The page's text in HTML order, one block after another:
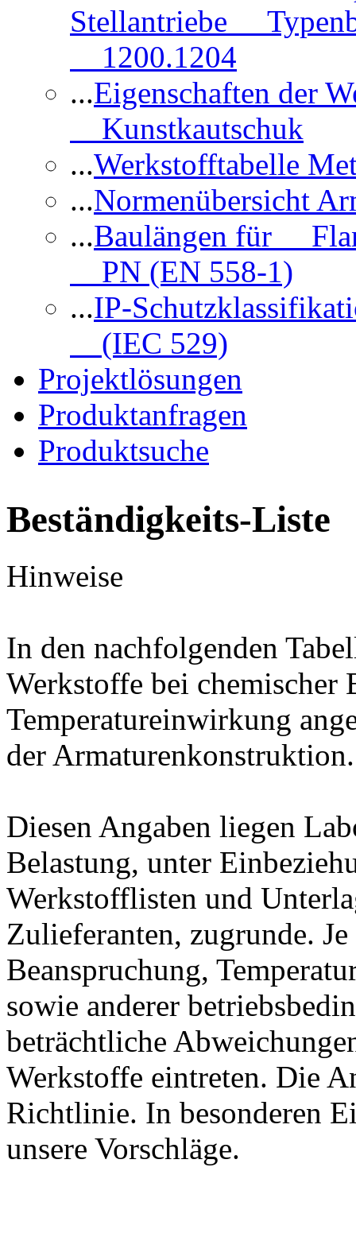
Stellantriebe
1200.1204
...Eigenschaften der
Kunstkautschuk
...Werkstofftabelle
...Normenübersicht
...Baulängen für
PN (EN 558-1)
...IP-
(IEC 529)
Projektlösungen
Produktanfragen
Produktsuche
Beständigkeits-Liste
Hinweise
In den nachfolgenden
Werkstoffe bei chemischer
Temperatureinwirkung
der Armaturenkonstruktion.
Diesen Angaben liegen
Belastung, unter
Werkstofflisten und
Zulieferanten, zugrunde.
Beanspruchung,
sowie anderer
beträchtliche
Werkstoffe eintreten. Die
Richtlinie. In besonderen
unsere Vorschläge.